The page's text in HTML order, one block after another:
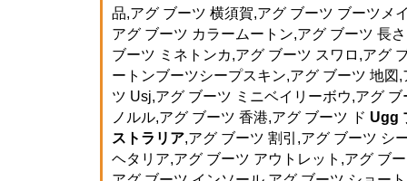
品,アグ ブーツ 横須賀,アグ ブーツ ブーツメ
アグ ブーツ カラームートン,アグ ブーツ 長
ブーツ ミネトンカ,アグ ブーツ スワロ,アグ
ートンブーツシープスキン,アグ ブーツ 地図
ツ Usj,アグ ブーツ ミニベイリーボウ,アグ
ノルル,アグ ブーツ 香港,アグ ブーツ ド Ugg
ストラリア,アグ ブーツ 割引,アグ ブーツ シ
ヘタリア,アグ ブーツ アウトレット,アグ ブ